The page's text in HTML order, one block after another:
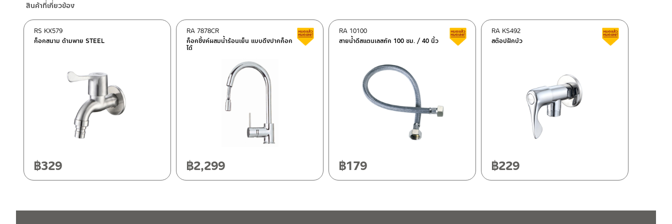
662/61-62 ถนน พระราม3 แขวงบางโพงพาง เขตยานนาวา กรุงเทพฯ 10120
โทร: 02-358-0080 / 080-075-8668 / 091-545-0556
ศูนย์บริการและอะไหล่
โทร: 080-075-2626
วันเสาร์ เวลา 8:30-15:00 น.
–Lazada
– ซื้อสินค้าชิ้นนี้บน Shopee
ซื้อสินค้าชิ้นนี้บน Lazada
โทร: 02-285-5795
@charnpaiboon.sales
ติดต่อ ชาญไพบูลย์ / Contact Us
สินค้าที่เกี่ยวข้อง
ก็อกสนาม ด้ามพาย STEEL
RS KX579
฿329
ก็อกซิ้งค์ผสมน้ำร้อนเย็น แบบดึงปากก็อก
ได้
RA 7878CR สินค้าลดราคา เคลียร์สต็อก
฿2,299
สายน้ำดีสแตนเลสถัก 100 ซม. / 40 นิ้ว
RA 10100 สินค้าลดราคา เคลียร์สต็อก
฿179
สต๊อปฝักบัว
RA KS492 สินค้าลดราคา เคลี
฿229